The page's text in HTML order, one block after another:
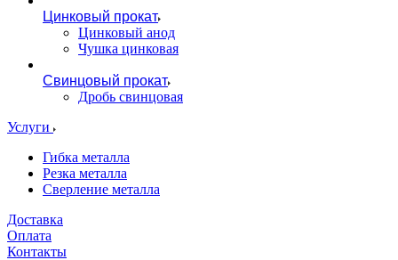
Цинковый прокат
Цинковый анод
Чушка цинковая
Свинцовый прокат
Дробь свинцовая
Услуги
Гибка металла
Резка металла
Сверление металла
Доставка
Оплата
Контакты